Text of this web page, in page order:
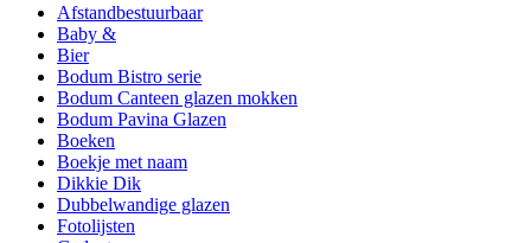
Afstandbestuurbaar
Baby &
Bier
Bodum Bistro serie
Bodum Canteen glazen mokken
Bodum Pavina Glazen
Boeken
Boekje met naam
Dikkie Dik
Dubbelwandige glazen
Fotolijsten